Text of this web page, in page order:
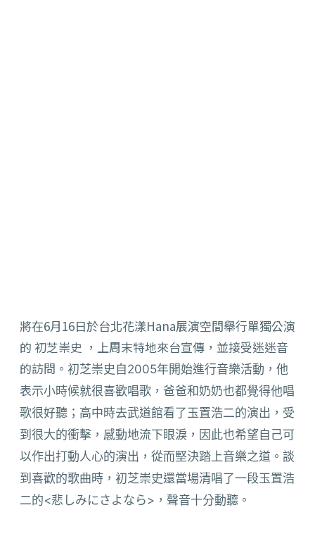
將在6月16日於台北花漾Hana展演空間舉行單獨公演
的 初芝崇史 ，上周末特地來台宣傳，並接受迷迷音
的訪問。 初芝崇史自2005年開始進行音樂活動， 他
表示小時候就很喜歡唱歌，爸爸和奶奶也都覺得他唱
歌很好聽； 高中時去武道館看了玉置浩二的演出，受
到很大的衝擊， 感動地流下眼淚，因此也希望自己可
以作出打動人心的演出， 從而堅決踏上音樂之道。談
到喜歡的歌曲時， 初芝崇史還當場清唱了一段玉置浩
二的<悲しみにさよなら>， 聲音十分動聽。